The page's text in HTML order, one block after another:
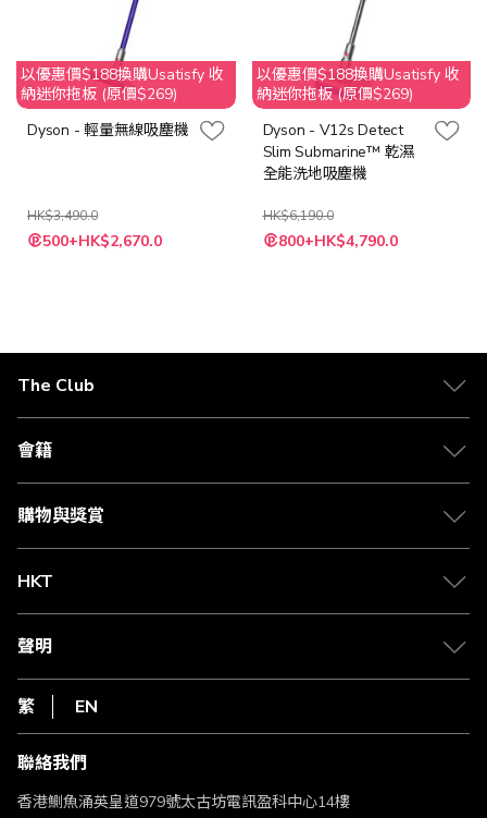
以優惠價$188換購Usatisfy 收
納迷你拖板 (原價$269)
Dyson - 輕量無線吸塵機
HK$3,490.0
特
殊 500+HK$2,670.0
以優惠價$188換購Usatisfy 收
納迷你拖板 (原價$269)
Dyson - V12s Detect
Slim Submarine™ 乾濕
全能洗地吸塵機
HK$6,190.0
特
殊 800+HK$4,790.0
The Club
關於 The Club
合作夥伴
媒體中心
會籍
會籍及專屬禮遇
賺取積分
購物與獎賞
物流與配送
Club Shopping 商品領取站
常見問題
HKT
csl.
1010
HKT
聲明
私隱聲明
使用條款
條款及細則
不歧視及不騷擾聲明
認可牌照及通告
繁 EN
聯絡我們
香港鰂魚涌英皇道979號太古坊電訊盈科中心14樓